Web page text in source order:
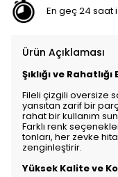
En geç 24
Ürün Açıklaması
Şıklığı ve
Fileli çizgili oversize
yansıtan zarif bir
rahat bir kullanım
Farklı renk
tonları, her zevke
zenginleştirir.
Yüksek Kalite ve